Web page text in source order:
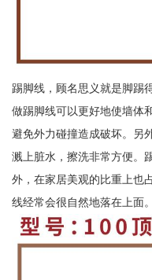
踢脚线，顾名思义就是脚踢
做踢脚线可以更好地使墙体
避免外力碰撞造成破坏。另
溅上脏水，擦洗非常方便。
外，在家居美观的比重上也
线经常会很自然地落在上面。